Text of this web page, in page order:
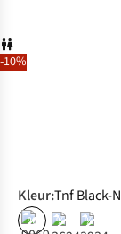
-10%
Kleur:Tnf Black-
% % %